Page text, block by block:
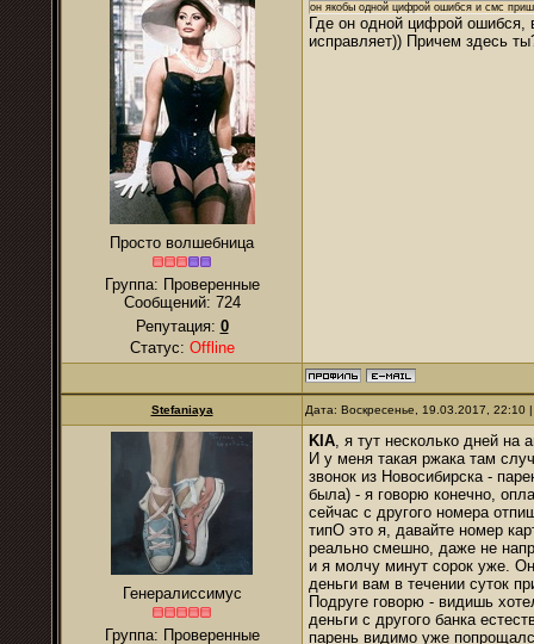
Просто волшебница
Группа: Проверенные
Сообщений: 724
Репутация: 0
Статус: Offline
он якобы одной цифрой ошибся и смс
Где он одной цифрой ошибся,
исправляет)) Причем здесь
Stefaniaya Дата: Воскресенье, 19.03.2017,
Генералиссимус
Группа: Проверенные
KIA, я тут несколько дней на
И у меня такая ржака там
звонок из Новосибирска -
была) - я говорю конечно,
сейчас с другого номера
типО это я, давайте номер
реально смешно, даже не
и я молчу минут сорок уже.
деньги вам в течении суток
Подруге говорю - видишь
деньги с другого банка
парень видимо уже